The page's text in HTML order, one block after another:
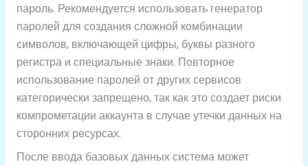
пароль. Рекомендуется использовать генератор
паролей для создания сложной комбинации
символов, включающей цифры, буквы разного
регистра и специальные знаки. Повторное
использование паролей от других сервисов
категорически запрещено, так как это создает риски
компрометации аккаунта в случае утечки данных на
сторонних ресурсах.
После ввода базовых данных система может